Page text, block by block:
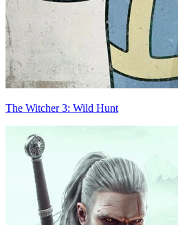
The Witcher 3: Wild Hunt